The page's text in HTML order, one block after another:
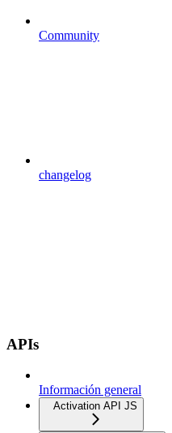
Community
changelog
APIs
Información general
Activation API JS